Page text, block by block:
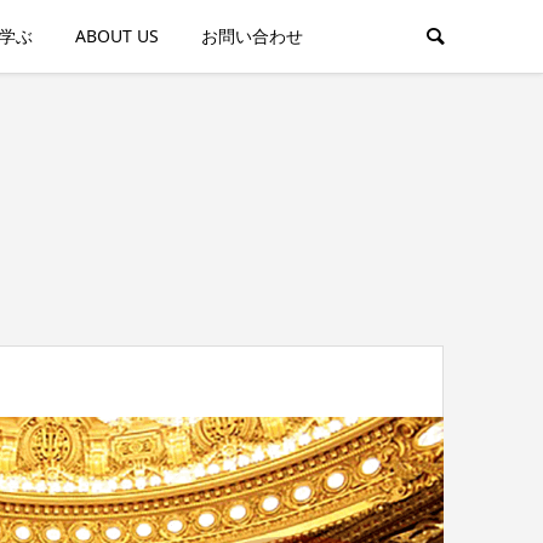
ぶ ABOUT US お問い合わせ